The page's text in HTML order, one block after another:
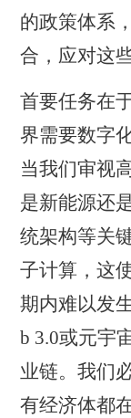
的政策体系
合，应对这
首要任务在
界需要数字
当我们审视
是新能源还
统架构等关
子计算，这
期内难以发
b 3.0或元宇
业链。我们
有经济体都